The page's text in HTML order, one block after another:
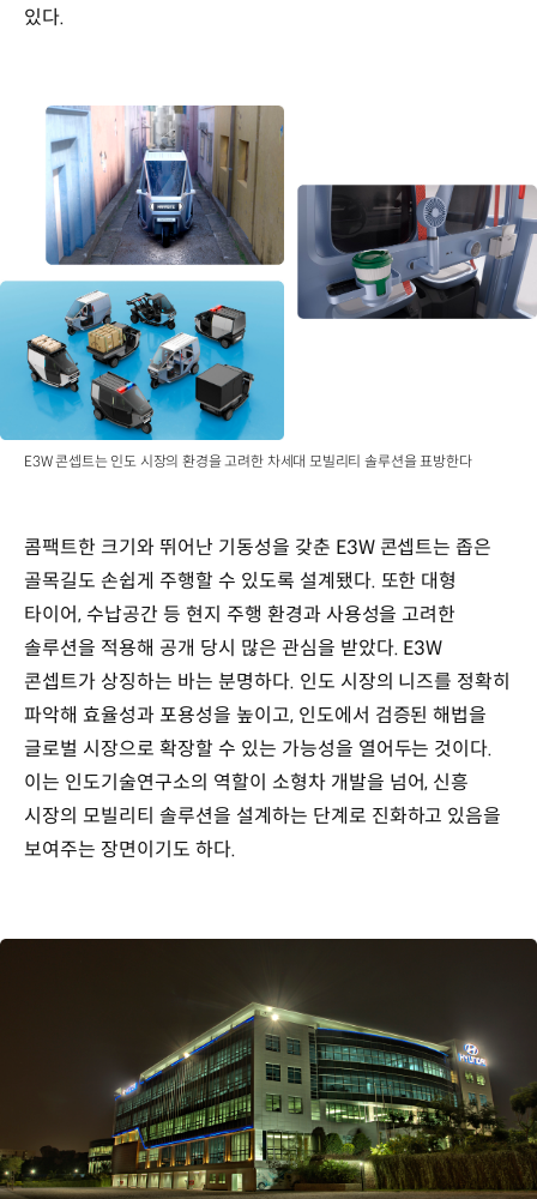
있다.
E3W 콘셉트는 인도 시장의 환경을 고려한 차세대 모빌리티 솔루션을 표방한다
콤팩트한 크기와 뛰어난 기동성을 갖춘 E3W 콘셉트는 좁은
골목길도 손쉽게 주행할 수 있도록 설계됐다. 또한 대형
타이어, 수납공간 등 현지 주행 환경과 사용성을 고려한
솔루션을 적용해 공개 당시 많은 관심을 받았다. E3W
콘셉트가 상징하는 바는 분명하다. 인도 시장의 니즈를 정확히
파악해 효율성과 포용성을 높이고, 인도에서 검증된 해법을
글로벌 시장으로 확장할 수 있는 가능성을 열어두는 것이다.
이는 인도기술연구소의 역할이 소형차 개발을 넘어, 신흥
시장의 모빌리티 솔루션을 설계하는 단계로 진화하고 있음을
보여주는 장면이기도 하다.